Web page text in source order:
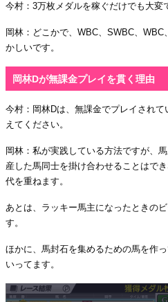
今村：3万枚メダルを稼ぐだけでも大変
岡林：どこかで、WBC、SWBC、
かしいです。
岡林Dが無課金プレイを貫く理由
今村：岡林Dは、無課金でプレイされ
えてください。
岡林：私が実践している方法ですが、
産した馬同士を掛け合わせることはで
代を重ねます。
あとは、ラッキー馬主になったときの
す。
ほかに、馬封石を集めるための馬を作
いってます。